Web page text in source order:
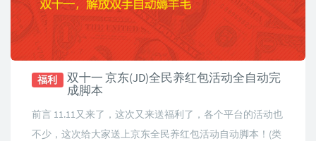
福利
双十一 京东(JD)全民养红包活动全自动完
成脚本
前言 11.11又来了，这次又来送福利了，各个平台的活动也
不少，这次给大家送上京东全民养红包活动自动脚本！(类